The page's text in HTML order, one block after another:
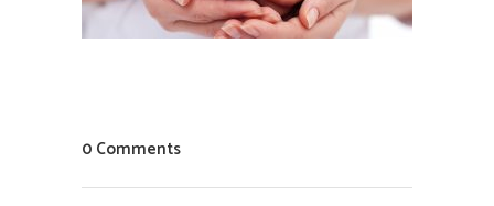
0 Comments